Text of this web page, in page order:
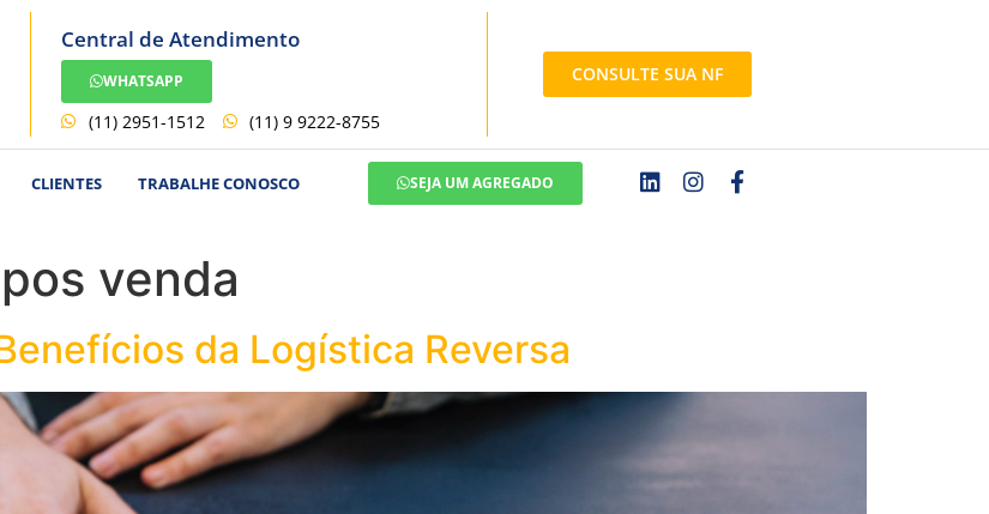
Central de Atendimento
WHATSAPP
(11) 2951-1512 (11) 9 9222-8755
CONSULTE SUA NF
CLIENTES TRABALHE CONOSCO SEJA UM AGREGADO
venda
da Logística Reversa